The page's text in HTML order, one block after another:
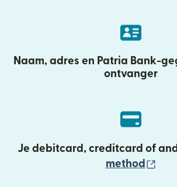
Naam, adres en Patria Bank-
ontvanger
Je debitcard, creditcard of
method